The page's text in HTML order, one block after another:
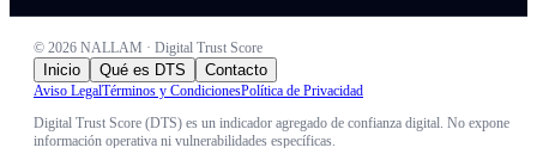
© 2026 NALLAM · Digital Trust Score
Inicio Qué es DTS Contacto
Aviso LegalTérminos y CondicionesPolítica de Privacidad
Digital Trust Score (DTS) es un indicador agregado de confianza digital. No expone
información operativa ni vulnerabilidades específicas.